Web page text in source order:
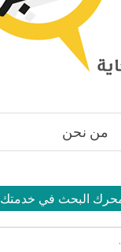
من نحن
البحث في خدمتك